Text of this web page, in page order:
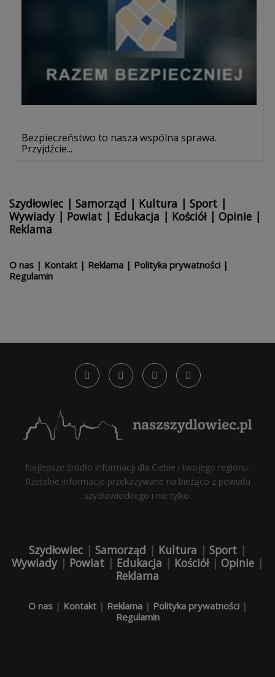
Bezpieczeństwo to nasza wspólna sprawa.
Przyjdźcie...
Szydłowiec | Samorząd | Kultura | Sport |
Wywiady| Powiat | Edukacja | Kościół| Opinie |
Reklama
O nas | Kontakt | Reklama | Polityka prywatności |
Regulamin
Najlepsze źródło informacji dla Ciebie i twojego regionu.
Rzetelne informacje przekazywane na bieżąco z powiatu
szydłowieckiego i nie tylko.
Szydłowiec | Samorząd | Kultura | Sport |
Wywiady| Powiat | Edukacja | Kościół| Opinie |
Reklama
O nas| Kontakt| Reklama| Polityka prywatności|
Regulamin